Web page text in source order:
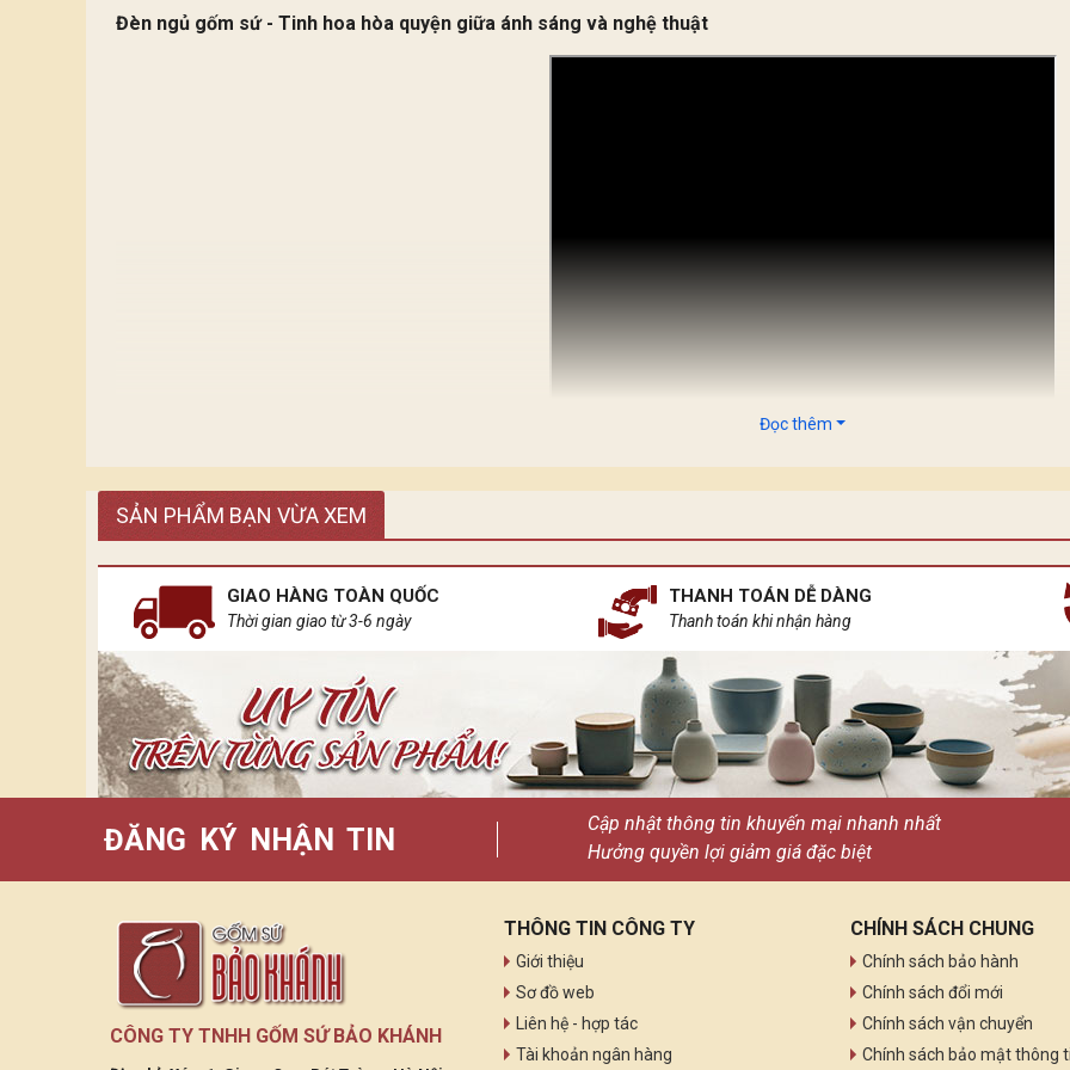
Đèn ngủ gốm sứ - Tinh hoa hòa quyện giữa ánh sáng và nghệ thuật
Ánh sáng tựa những dòng chảy tiếp nối nhau. Mỗi dòng ánh sáng lại có những sứ mệnh riêng. Ánh sáng mặt trời
diện cho sự phát triển tân tiến hiện đại.
Còn ánh sáng của Bảo Khánh đến từ những chiếc đèn ngủ gốm sứ, tựa như một khúc ca du dương ngân lên giữa
Đọc thêm
SẢN PHẨM BẠN VỪA XEM
GIAO HÀNG TOÀN QUỐC
Thời gian giao từ 3-6 ngày
THANH TOÁN DỄ DÀNG
Thanh toán khi nhận hàng
ĐĂNG KÝ NHẬN TIN
Cập nhật thông tin khuyến mại nhanh nhất
Hưởng quyền lợi giảm giá đặc biệt
CÔNG TY TNHH GỐM SỨ BẢO KHÁNH
THÔNG TIN CÔNG TY
Giới thiệu
Sơ đồ web
Liên hệ - hợp tác
Tài khoản ngân hàng
CHÍNH SÁCH CHUNG
Chính sách bảo hành
Chính sách đổi mới
Chính sách vận chuyển
Chính sách bảo mật thông